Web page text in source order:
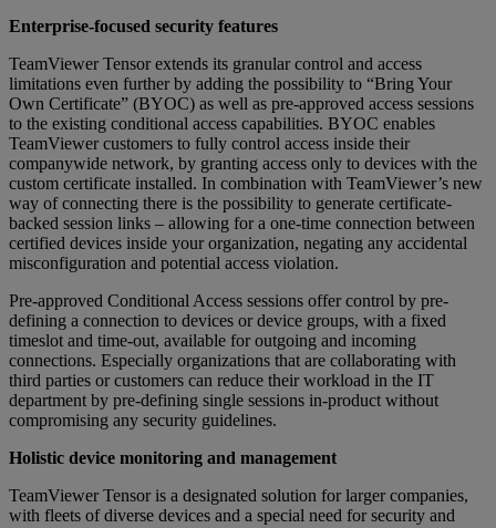
Enterprise-focused security features
TeamViewer Tensor extends its granular control and access
limitations even further by adding the possibility to “Bring Your
Own Certificate” (BYOC) as well as pre-approved access sessions
to the existing conditional access capabilities. BYOC enables
TeamViewer customers to fully control access inside their
companywide network, by granting access only to devices with the
custom certificate installed. In combination with TeamViewer’s new
way of connecting there is the possibility to generate certificate-
backed session links – allowing for a one-time connection between
certified devices inside your organization, negating any accidental
misconfiguration and potential access violation.
Pre-approved Conditional Access sessions offer control by pre-
defining a connection to devices or device groups, with a fixed
timeslot and time-out, available for outgoing and incoming
connections. Especially organizations that are collaborating with
third parties or customers can reduce their workload in the IT
department by pre-defining single sessions in-product without
compromising any security guidelines.
Holistic device monitoring and management
TeamViewer Tensor is a designated solution for larger companies,
with fleets of diverse devices and a special need for security and